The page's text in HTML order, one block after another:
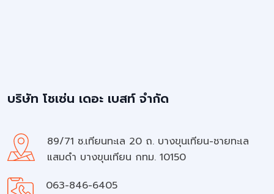
บริษัท โชเซ่น เดอะ เบสท์ จำกัด
89/71 ซ.เทียนทะเล 20 ถ. บางขุนเทียน-ชายทะเล
แสมดำ บางขุนเทียน กทม. 10150
063-846-6405